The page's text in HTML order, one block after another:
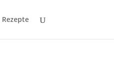
Rezepte